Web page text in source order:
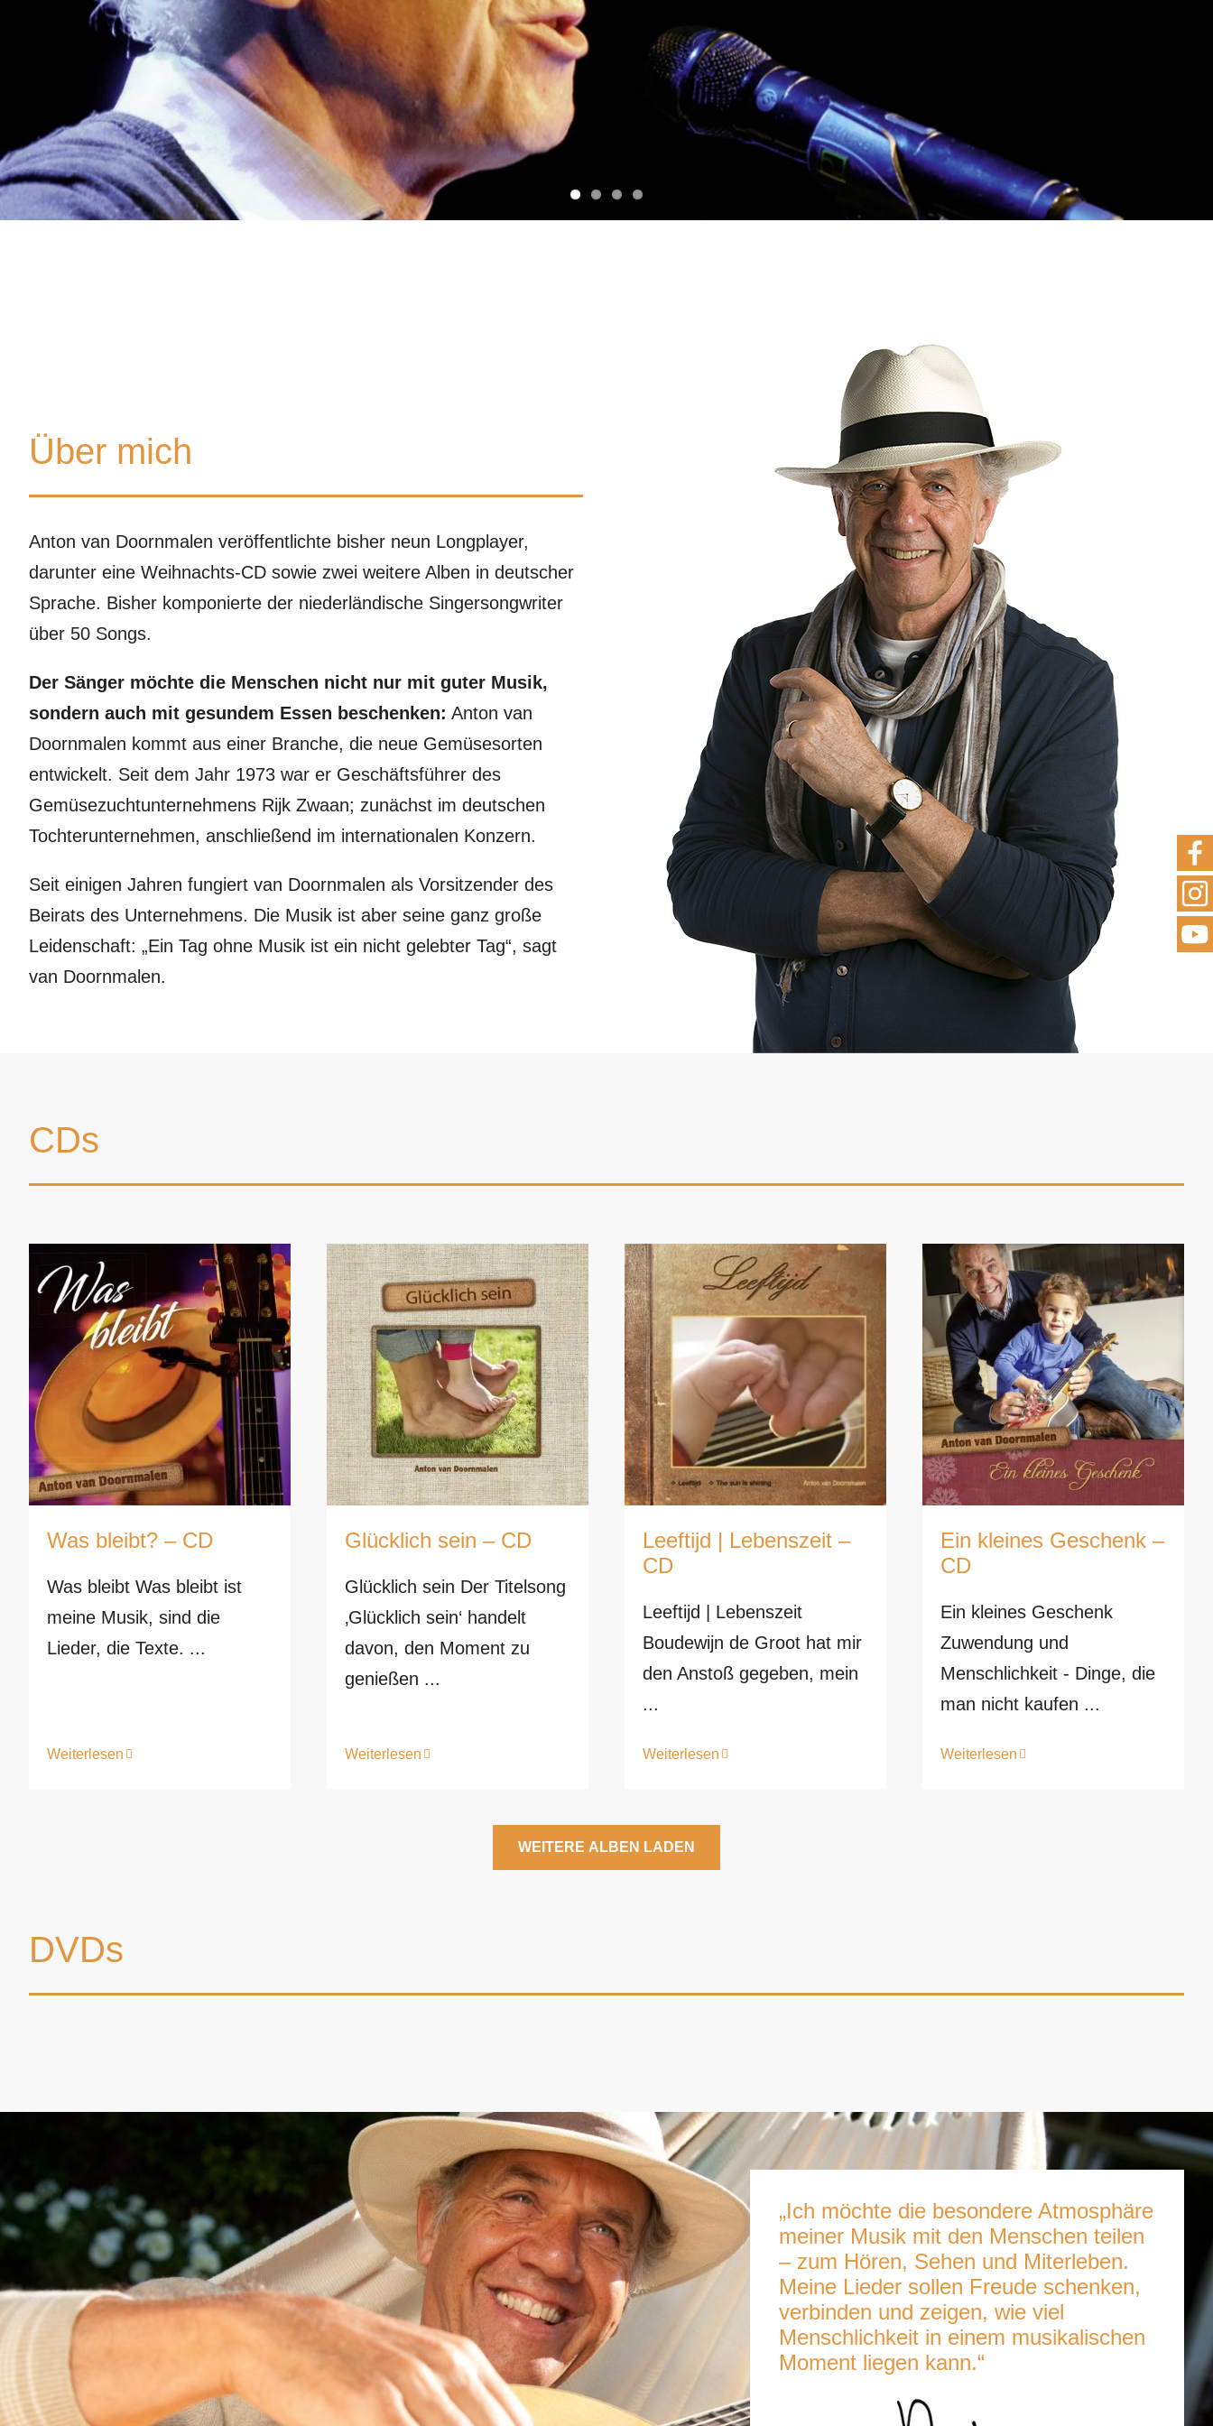
Über mich
Anton van Doornmalen veröffentlichte bisher neun Longplayer,
darunter eine Weihnachts-CD sowie zwei weitere Alben in deutscher
Sprache. Bisher komponierte der niederländische Singersongwriter
über 50 Songs.
Der Sänger möchte die Menschen nicht nur mit guter Musik,
sondern auch mit gesundem Essen beschenken: Anton van
Doornmalen kommt aus einer Branche, die neue Gemüsesorten
entwickelt. Seit dem Jahr 1973 war er Geschäftsführer des
Gemüsezuchtunternehmens Rijk Zwaan; zunächst im deutschen
Tochterunternehmen, anschließend im internationalen Konzern.
Seit einigen Jahren fungiert van Doornmalen als Vorsitzender des
Beirats des Unternehmens. Die Musik ist aber seine ganz große
Leidenschaft: „Ein Tag ohne Musik ist ein nicht gelebter Tag“, sagt
van Doornmalen.
CDs
Was bleibt? – CD
Was bleibt Was bleibt ist
meine Musik, sind die
Lieder, die Texte. ...
Weiterlesen
Glücklich sein – CD
Glücklich sein Der Titelsong
‚Glücklich sein‘ handelt
davon, den Moment zu
genießen ...
Weiterlesen
Leeftijd | Lebenszeit –
CD
Leeftijd | Lebenszeit
Boudewijn de Groot hat mir
den Anstoß gegeben, mein
...
Weiterlesen
Ein kleines Geschenk –
CD
Ein kleines Geschenk
Zuwendung und
Menschlichkeit - Dinge, die
man nicht kaufen ...
Weiterlesen
WEITERE ALBEN LADEN
DVDs
„Ich möchte die besondere Atmosphäre
meiner Musik mit den Menschen teilen
– zum Hören, Sehen und Miterleben.
Meine Lieder sollen Freude schenken,
verbinden und zeigen, wie viel
Menschlichkeit in einem musikalischen
Moment liegen kann.“